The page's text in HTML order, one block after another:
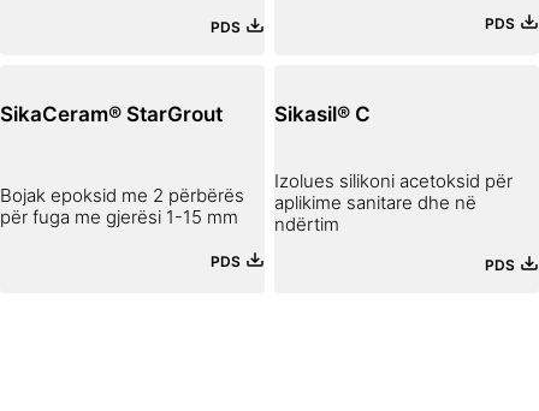
PDS PDS
SikaCeram® StarGrout
Bojak epoksid me 2 përbërës
për fuga me gjerësi 1-15 mm
PDS
Sikasil® C
Izolues silikoni acetoksid për
aplikime sanitare dhe në
ndërtim
PDS